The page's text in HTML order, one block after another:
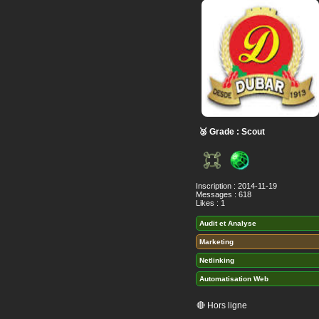
🥉 Grade : Scout
Inscription : 2014-11-19
Messages : 618
Likes : 1
Audit et Analyse
Marketing
Netlinking
Automatisation Web
🔴 Hors ligne